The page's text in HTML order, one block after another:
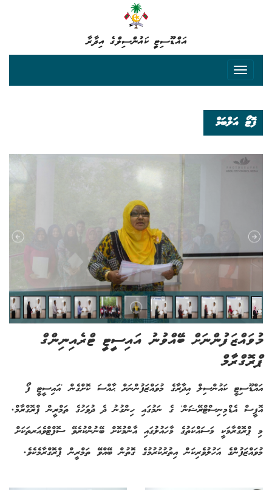
އައްޑޫސިޓީ ކައުންސިލްގެ އިދާރާ
ފޮޓޯ އަލްބަމް
މުވައްޒަފުންނަށް ބޭއްވުނު އައިސީޓީ ޓްރެއިނިންގް
ޕްރޮގްރާމް
އައްޑޫސިޓީ ކައުންސިލް އިދާރާގެ މުވައްޒަފުންނަށް ޙާއްސަ ކޮށްގެން 'އައިސީޓީ ފޯ
އޮފީސް އެޑްމިނިސްޓްރޭޝަން' ގެ ނަމުގައި ހިންގުނު ދެ ދުވަހުގެ ތަމްރީން ޕްރޮގްރާމް.
މި ޕްރޮގްރާމަކީ މަސައްކަތުގެ މާހައުލުގައި އާންމުކޮށް ބޭނުންކުރެވޭ ސޮފްޓްވެއަރތަކަށް
މުވައްޒަފުންގެ އަހުލުވެރިކަން އިތުރުކުރުމުގެ ގޮތުން ބޭއްވޭ ތަމްރީން ޕްރޮގްރާމެކެވެ.